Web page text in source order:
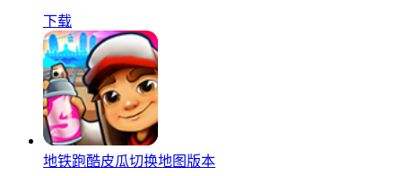
下载
地铁跑酷皮瓜切换地图版本